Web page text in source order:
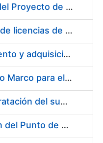
Servicio de Ejecución del Proyecto de Diseño, Construcción, Montaje, Desmontaje y Transporte de Stands para las diferentes Ferias Nacionales e Internacionales a celebrar durante 2020
Servicio de suministro de licencias de productos BES12
Servicio de mantenimiento y adquisición de las tapas automáticas HYGOLET instaladas en la FNMT-RCM de Madrid, y el suministro de rollos de plásticos originales
Suscripción de Acuerdo Marco para el Suministro de Material de Ferretería para la Entidad Pública Empresarial Fábrica Nacional de Moneda y Timbre-Real Casa de la Moneda (FNMT-RCM)
Acuerdo Marco - Contratación del suministro de Material de Electricidad para la Fábrica de papel de Burgos. PA AM /FP/004/2020-2021
Servicio de Renovación del Punto de Venta de la Tienda del Museo de la FNMT-RCM